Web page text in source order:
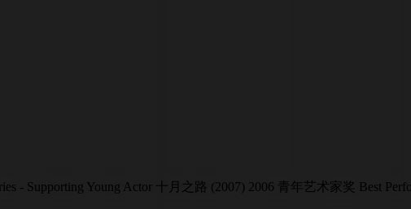
- Supporting Young Actor 十月之路 (2007) 2006 青年艺术家奖 Best